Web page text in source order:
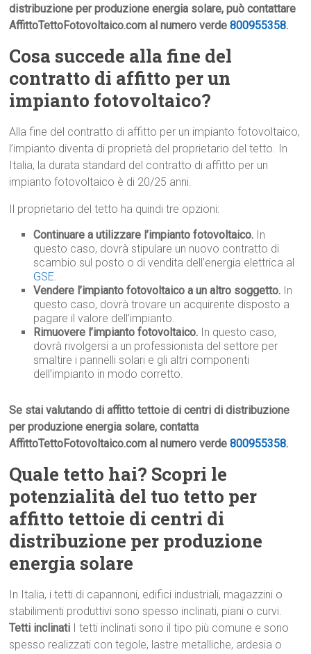
distribuzione per produzione energia solare, può contattare
AffittoTettoFotovoltaico.com al numero verde800955358.
Cosa succede alla fine del
contratto di affitto per un
impianto fotovoltaico?
Alla fine del contratto di affitto per un impianto fotovoltaico,
l’impianto diventa di proprietà del proprietario del tetto. In
Italia, la durata standard del contratto di affitto per un
impianto fotovoltaico è di 20/25 anni.
Il proprietario del tetto ha quindi tre opzioni:
Continuare a utilizzare l’impianto fotovoltaico. In
questo caso, dovrà stipulare un nuovo contratto di
scambio sul posto o di vendita dell’energia elettrica al
GSE.
Vendere l’impianto fotovoltaico a un altro soggetto. In
questo caso, dovrà trovare un acquirente disposto a
pagare il valore dell’impianto.
Rimuovere l’impianto fotovoltaico. In questo caso,
dovrà rivolgersi a un professionista del settore per
smaltire i pannelli solari e gli altri componenti
dell’impianto in modo corretto.
Se stai valutando di affitto tettoie di centri di distribuzione
per produzione energia solare, contatta
AffittoTettoFotovoltaico.com al numero verde800955358.
Quale tetto hai? Scopri le
potenzialità del tuo tetto per
affitto tettoie di centri di
distribuzione per produzione
energia solare
In Italia, i tetti di capannoni, edifici industriali, magazzini o
stabilimenti produttivi sono spesso inclinati, piani o curvi.
Tetti inclinati I tetti inclinati sono il tipo più comune e sono
spesso realizzati con tegole, lastre metalliche, ardesia o